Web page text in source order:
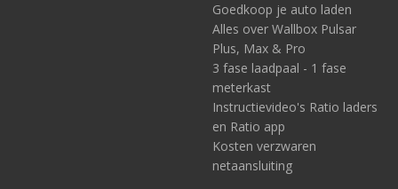
Goedkoop je auto laden
Alles over Wallbox Pulsar
Plus, Max & Pro
3 fase laadpaal - 1 fase
meterkast
Instructievideo's Ratio laders
en Ratio app
Kosten verzwaren
netaansluiting